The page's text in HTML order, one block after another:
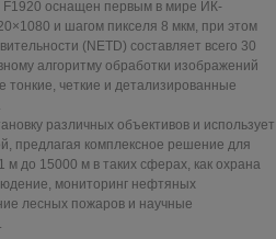
оснащен первым в мире ИК-
и шагом пикселя 8 мкм, при этом
(NETD) составляет всего 30
алгоритму обработки изображений
тонкие, четкие и детализированные
различных объективов и использует
предлагая комплексное решение для
м до 15000 м в таких сферах, как охрана
мониторинг нефтяных
лесных пожаров и научные